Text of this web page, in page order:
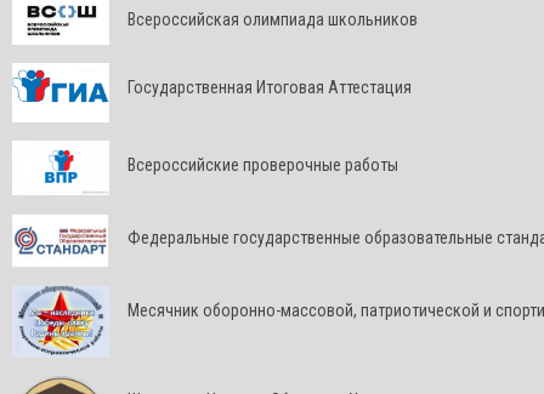
Всероссийская олимпиада школьников
Государственная Итоговая Аттестация
Всероссийские проверочные работы
Федеральные государственные образовательные
Месячник оборонно-массовой, патриотической и